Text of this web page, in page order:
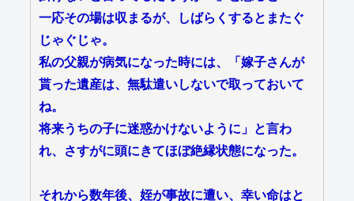
一応その場は収まるが、しばらくするとまたぐ
じゃぐじゃ。
私の父親が病気になった時には、「嫁子さんが
貰った遺産は、無駄遣いしないで取っておいて
ね。
将来うちの子に迷惑かけないように」と言わ
れ、さすがに頭にきてほぼ絶縁状態になった。
それから数年後、姪が事故に遭い、幸い命はと